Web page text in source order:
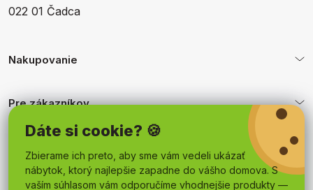
Dáte si cookie? 🍪
Zbierame ich preto, aby sme vám vedeli ukázať
nábytok, ktorý najlepšie zapadne do vášho domova. S
vaším súhlasom vám odporučíme vhodnejšie produkty —
022 01 Čadca
Nakupovanie
Pre zákazníkov